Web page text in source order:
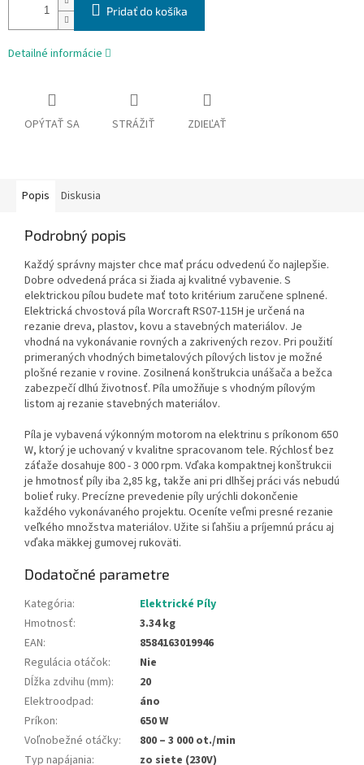
Pridať do košíka
Detailné informácie
OPÝTAŤ SA STRÁŽIŤ ZDIEĽAŤ
Popis Diskusia
Podrobný popis
Každý správny majster chce mať prácu odvedenú čo najlepšie.
Dobre odvedená práca si žiada aj kvalitné vybavenie. S
elektrickou pílou budete mať toto kritérium zaručene splnené.
Elektrická chvostová píla Worcraft RS07-115H je určená na
rezanie dreva, plastov, kovu a stavebných materiálov. Je
vhodná na vykonávanie rovných a zakrivených rezov. Pri použití
primeraných vhodných bimetalových pílových listov je možné
plošné rezanie v rovine. Zosilnená konštrukcia unášača a bežca
zabezpečí dlhú životnosť. Píla umožňuje s vhodným pílovým
listom aj rezanie stavebných materiálov.
Píla je vybavená výkonným motorom na elektrinu s príkonom 650
W, ktorý je uchovaný v kvalitne spracovanom tele. Rýchlosť bez
záťaže dosahuje 800 - 3 000 rpm. Vďaka kompaktnej konštrukcii
je hmotnosť píly iba 2,85 kg, takže ani pri dlhšej práci vás nebudú
bolieť ruky. Precízne prevedenie píly urýchli dokončenie
každého vykonávaného projektu. Oceníte veľmi presné rezanie
veľkého množstva materiálov. Užite si ľahšiu a príjemnú prácu aj
vďaka mäkkej gumovej rukoväti.
Dodatočné parametre
Kategória:
Elektrické Píly
Hmotnosť:
3.34 kg
EAN:
8584163019946
Regulácia otáčok:
Nie
Dĺžka zdvihu (mm):
20
Elektroodpad:
áno
Príkon:
650 W
Voľnobežné otáčky:
800 – 3 000 ot./min
Typ napájania:
zo siete (230V)